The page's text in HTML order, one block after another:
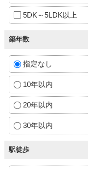
5DK～5LDK以上
築年数
指定なし
10年以内
20年以内
30年以内
駅徒歩